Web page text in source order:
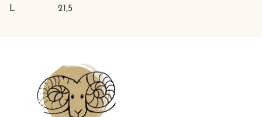
L 21,5